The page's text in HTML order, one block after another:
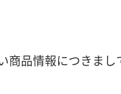
商品情報につきま